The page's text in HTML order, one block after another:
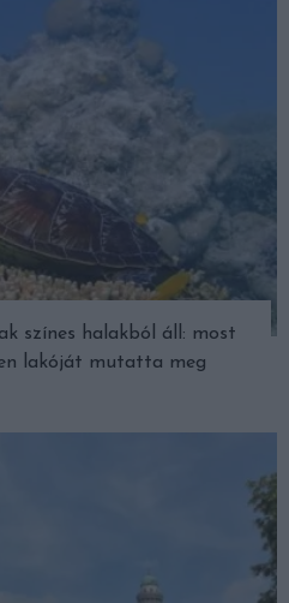
színes halakból áll: most
lakóját mutatta meg